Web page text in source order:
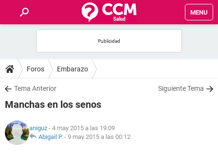
MENU
FOROS
SALUD
NUTRICIÓN
Foros Embarazo
Tema Anterior Siguiente Tema
Manchas en los senos
aniguz - 4 may 2015 a las 19:09
Abigail P. - 9 may 2015 a las 00:12